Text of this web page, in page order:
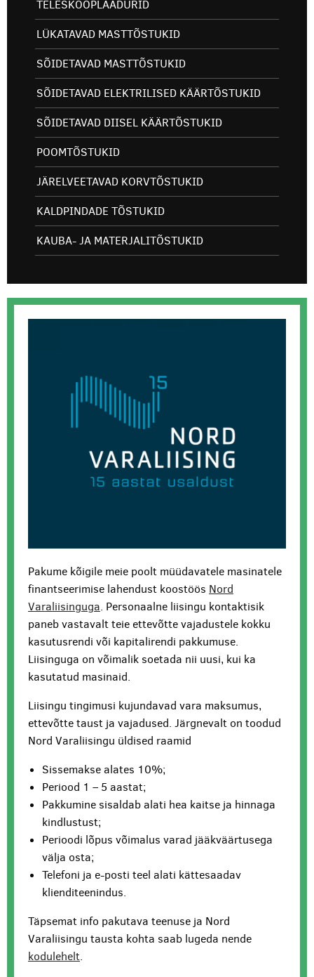
TELESKOOPLAADURID
LÜKATAVAD MASTTÕSTUKID
SÕIDETAVAD MASTTÕSTUKID
SÕIDETAVAD ELEKTRILISED KÄÄRTÕSTUKID
SÕIDETAVAD DIISEL KÄÄRTÕSTUKID
POOMTÕSTUKID
JÄRELVEETAVAD KORVTÕSTUKID
KALDPINDADE TÕSTUKID
KAUBA- JA MATERJALITÕSTUKID
Pakume kõigile meie poolt müüdavatele masinatele
finantseerimise lahendust koostöös Nord
Varaliisinguga. Personaalne liisingu kontaktisik
paneb vastavalt teie ettevõtte vajadustele kokku
kasutusrendi või kapitalirendi pakkumuse.
Liisinguga on võimalik soetada nii uusi, kui ka
kasutatud masinaid.
Liisingu tingimusi kujundavad vara maksumus,
ettevõtte taust ja vajadused. Järgnevalt on toodud
Nord Varaliisingu üldised raamid
Sissemakse alates 10%;
Periood 1 – 5 aastat;
Pakkumine sisaldab alati hea kaitse ja hinnaga
kindlustust;
Perioodi lõpus võimalus varad jääkväärtusega
välja osta;
Telefoni ja e-posti teel alati kättesaadav
klienditeenindus.
Täpsemat info pakutava teenuse ja Nord
Varaliisingu tausta kohta saab lugeda nende
kodulehelt.